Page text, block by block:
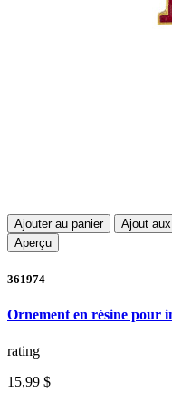
Ajouter au panier Ajout
Aperçu
361974
Ornement en résine pour
rating
15,99 $